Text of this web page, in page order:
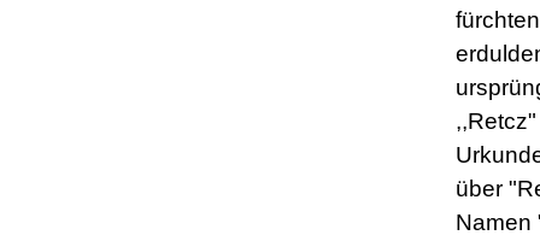
über
Namen